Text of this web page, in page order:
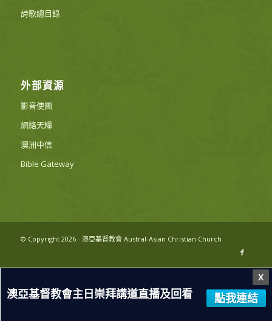
詩歌總目錄
外部資源
影音使團
網絡天糧
澳洲中信
Bible Gateway
© Copyright 2026 - 澳亞基督教會 Austral-Asian Christian Church
X
澳亞基督教會主日崇拜講道直播及回看 點我連結